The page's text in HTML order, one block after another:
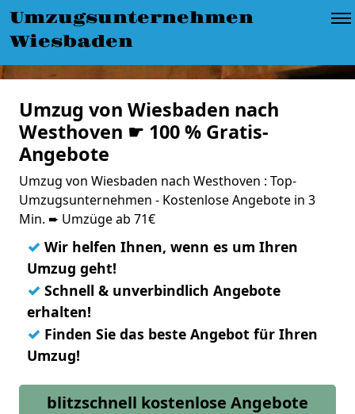
Umzugsunternehmen
Wiesbaden
Umzug von Wiesbaden nach
Westhoven ☛ 100 % Gratis-
Angebote
Umzug von Wiesbaden nach Westhoven : Top-
Umzugsunternehmen - Kostenlose Angebote in 3
Min. ➨ Umzüge ab 71€
✓ Wir helfen Ihnen, wenn es um Ihren
Umzug geht!
✓ Schnell & unverbindlich Angebote
erhalten!
✓ Finden Sie das beste Angebot für Ihren
Umzug!
blitzschnell kostenlose Angebote